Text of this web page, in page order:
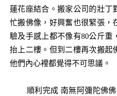
蓮花座結合。搬家公司的壯丁
忙搬佛像，好興奮也很緊張，
驗及手感上都不像有80公斤重
抬上二樓。但到二樓再次搬起
他們內心裡都覺得不可思議。
順利完成 南無阿彌陀佛佛